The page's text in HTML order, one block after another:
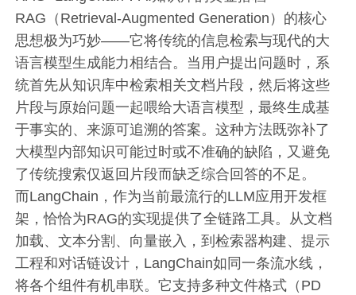
RAG（Retrieval-Augmented Generation）的核心
思想极为巧妙——它将传统的信息检索与现代的大
语言模型生成能力相结合。当用户提出问题时，系
统首先从知识库中检索相关文档片段，然后将这些
片段与原始问题一起喂给大语言模型，最终生成基
于事实的、来源可追溯的答案。这种方法既弥补了
大模型内部知识可能过时或不准确的缺陷，又避免
了传统搜索仅返回片段而缺乏综合回答的不足。
而LangChain，作为当前最流行的LLM应用开发框
架，恰恰为RAG的实现提供了全链路工具。从文档
加载、文本分割、向量嵌入，到检索器构建、提示
工程和对话链设计，LangChain如同一条流水线，
将各个组件有机串联。它支持多种文件格式（PD